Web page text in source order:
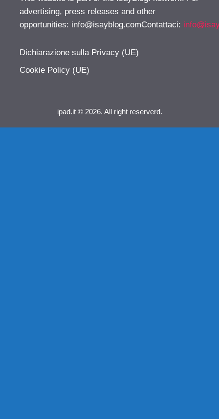
advertising, press releases and other
opportunities: info@isayblog.comContattaci:
Dichiarazione sulla Privacy (UE)
Cookie Policy (UE)
ipad.it © 2026. All right reserverd.